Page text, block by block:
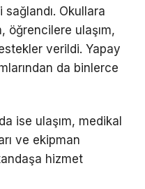
Okullara
öğrencilere ulaşım,
verildi. Yapay
da binlerce
ise ulaşım, medikal
ve ekipman
hizmet